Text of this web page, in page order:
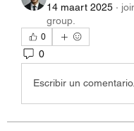
14 maart 2025 ·
group.
0
0
Escribir un